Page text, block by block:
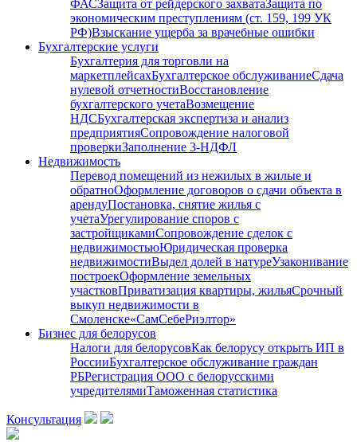
ФАСЗащита от рейдерского захватаЗащита по
экономическим преступлениям (ст. 159, 199 УК
РФ)Взыскание ущерба за врачебные ошибки
Бухгалтерские услуги
Бухгалтерия для торговли на
маркетплейсахБухгалтерское обслуживаниеСдача
нулевой отчетностиВосстановление
бухгалтерского учетаВозмещение
НДСБухгалтерская экспертиза и анализ
предприятияСопровождение налоговой
проверкиЗаполнение 3-НДФЛ
Недвижимость
Перевод помещений из нежилых в жилые и
обратноОформление договоров о сдачи объекта в
арендуПостановка, снятие жилья с
учетаУрегулирование споров с
застройщикамиСопровождение сделок с
недвижимостьюЮридическая проверка
недвижимостиВыдел долей в натуреУзаконивание
построекОформление земельных
участковПриватизация квартиры, жильяСрочный
выкуп недвижимости в
Cмоленске«СамСебеРиэлтор»
Бизнес для белорусов
Налоги для белорусовКак белорусу открыть ИП в
РоссииБухгалтерское обслуживание граждан
РБРегистрация ООО с белорусскими
учредителямиТаможенная статистика
Консультация